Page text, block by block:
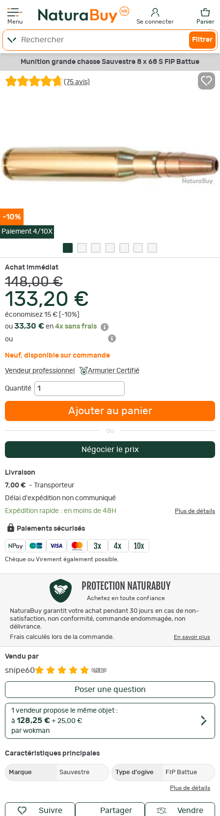
Menu Se connecter Panier
Filtrer
Munition grande chasse Sauvestre 8 x 68 S FIP Battue
(75 avis)
-10%
Paiement 4/10X
Achat immédiat
148,00 €
133,20 €
économisez 15 € [-10%]
ou 33,30 € en 4x sans frais
ou
Neuf, disponible sur commande
Vendeur professionnel Armurier Certifié
Quantité
Ajouter au panier
ou
Négocier le prix
Livraison
7,00 € - Transporteur
Délai d'expédition non communiqué
Expédition rapide : en moins de 48H
Plus de détails
Paiements sécurisés
Chèque ou Virement également possible.
PROTECTION NATURABUY
Achetez en toute confiance
NaturaBuy garantit votre achat pendant 30 jours en cas de non-
satisfaction, non conformité, commande endommagée, non
délivrance.
Frais calculés lors de la commande.
En savoir plus
Vendu par
snipe60 (62816)
Poser une question
1 vendeur propose le même objet :
à 128,25 € + 25,00 €
par wokman
Caractéristiques principales
Marque Sauvestre Type d'ogive FIP Battue
Plus de détails
Suivre Partager Vendre